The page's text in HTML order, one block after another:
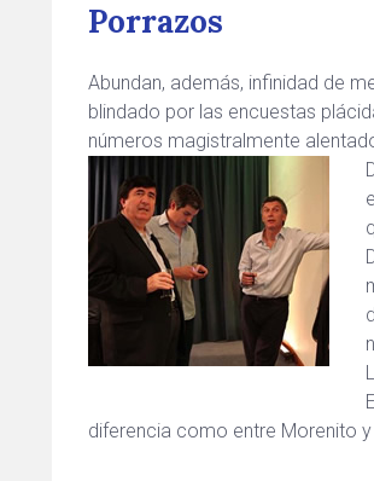
Porrazos
Abundan, además, infinidad de
blindado por las encuestas
números magistralmente
diferencia como entre Morenito